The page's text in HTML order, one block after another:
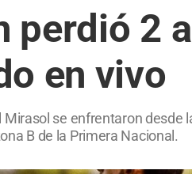
perdió 2
en vivo
Mirasol se enfrentaron
B de la Primera Nacional.